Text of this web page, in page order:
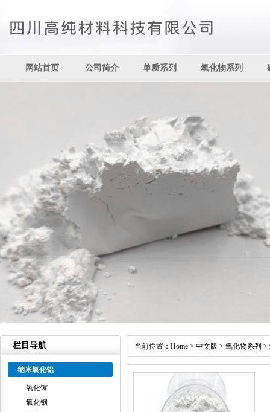
网站首页 公司简介 单质系列 氧化物系列
栏目导航
纳米氧化铝
氧化镓
氧化铟
当前位置： Home > 中文版 > 氧化物系列 >